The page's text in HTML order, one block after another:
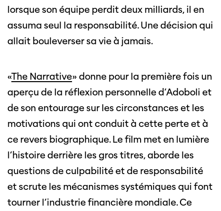
lorsque son équipe perdit deux milliards, il en
assuma seul la responsabilité. Une décision qui
allait bouleverser sa vie à jamais.
«The Narrative» donne pour la première fois un
aperçu de la réflexion personnelle d’Adoboli et
de son entourage sur les circonstances et les
motivations qui ont conduit à cette perte et à
ce revers biographique. Le film met en lumière
l’histoire derrière les gros titres, aborde les
questions de culpabilité et de responsabilité
et scrute les mécanismes systémiques qui font
tourner l’industrie financière mondiale. Ce